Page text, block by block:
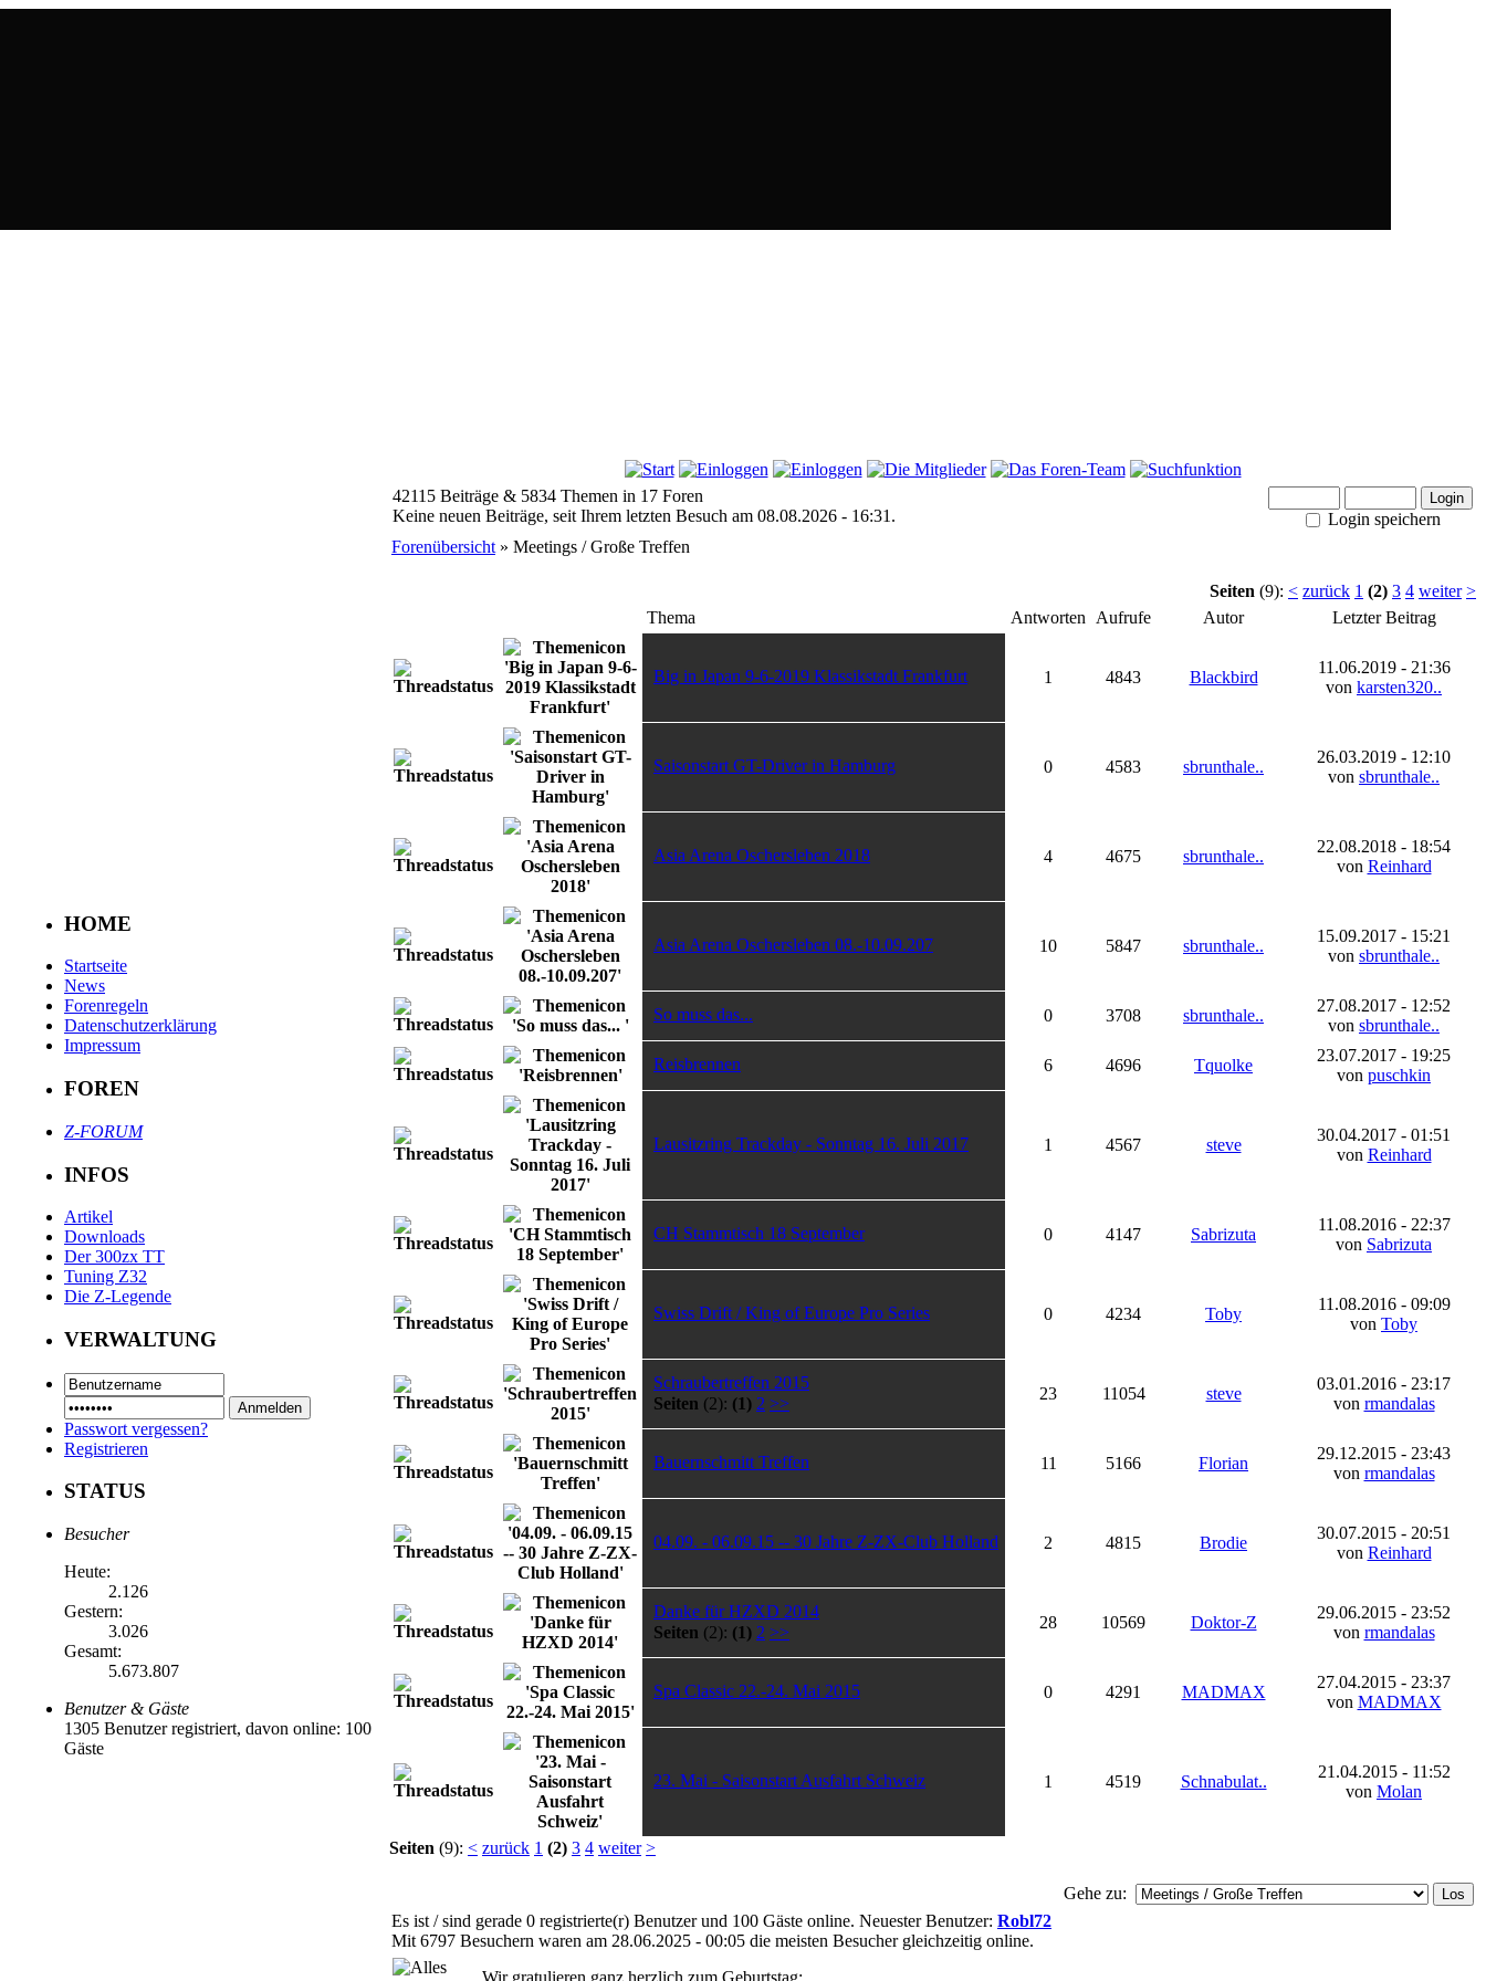
HOME
Startseite
News
Forenregeln
Datenschutzerklärung
Impressum
FOREN
Z-FORUM
INFOS
Artikel
Downloads
Der 300zx TT
Tuning Z32
Die Z-Legende
VERWALTUNG
Passwort vergessen?
Registrieren
STATUS
Besucher
Heute:
2.126
Gestern:
3.026
Gesamt:
5.673.807
Benutzer & Gäste
1305 Benutzer registriert, davon online: 100
Gäste
42115 Beiträge & 5834 Themen in 17 Foren
Keine neuen Beiträge, seit Ihrem letzten Besuch am 08.08.2026 - 16:31.
Login speichern
Forenübersicht » Meetings / Große Treffen
Seiten (9): < zurück 1 (2) 3 4 weiter >
Thema
Antworten Aufrufe Autor Letzter Beitrag
Big in Japan 9-6-2019 Klassikstadt Frankfurt 1 4843 Blackbird
11.06.2019 - 21:36
von karsten320..
Saisonstart GT-Driver in Hamburg 0 4583 sbrunthale..
26.03.2019 - 12:10
von sbrunthale..
Asia Arena Oschersleben 2018 4 4675 sbrunthale..
22.08.2018 - 18:54
von Reinhard
Asia Arena Oschersleben 08.-10.09.207 10 5847 sbrunthale..
15.09.2017 - 15:21
von sbrunthale..
So muss das... 0 3708 sbrunthale..
27.08.2017 - 12:52
von sbrunthale..
Reisbrennen 6 4696 Tquolke
23.07.2017 - 19:25
von puschkin
Lausitzring Trackday - Sonntag 16. Juli 2017 1 4567 steve
30.04.2017 - 01:51
von Reinhard
CH Stammtisch 18 September 0 4147 Sabrizuta
11.08.2016 - 22:37
von Sabrizuta
Swiss Drift / King of Europe Pro Series 0 4234 Toby
11.08.2016 - 09:09
von Toby
Schraubertreffen 2015
Seiten (2): (1) 2 >>
23 11054 steve
03.01.2016 - 23:17
von rmandalas
Bauernschmitt Treffen 11 5166 Florian
29.12.2015 - 23:43
von rmandalas
04.09. - 06.09.15 -- 30 Jahre Z-ZX-Club Holland 2 4815 Brodie
30.07.2015 - 20:51
von Reinhard
Danke für HZXD 2014
Seiten (2): (1) 2 >>
28 10569 Doktor-Z
29.06.2015 - 23:52
von rmandalas
Spa Classic 22.-24. Mai 2015 0 4291 MADMAX
27.04.2015 - 23:37
von MADMAX
23. Mai - Saisonstart Ausfahrt Schweiz 1 4519 Schnabulat..
21.04.2015 - 11:52
von Molan
Seiten (9): < zurück 1 (2) 3 4 weiter >
Gehe zu:
Es ist / sind gerade 0 registrierte(r) Benutzer und 100 Gäste online. Neuester Benutzer: Robl72
Mit 6797 Besuchern waren am 28.06.2025 - 00:05 die meisten Besucher gleichzeitig online.
Wir gratulieren ganz herzlich zum Geburtstag: